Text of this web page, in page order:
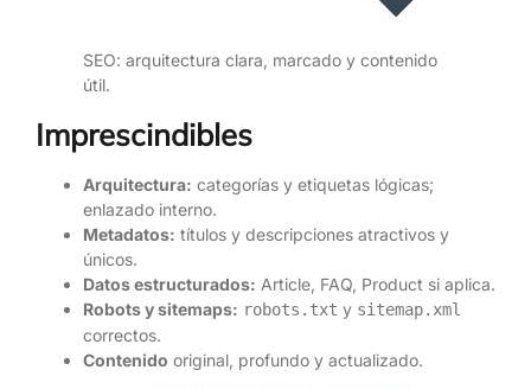
SEO: arquitectura clara, marcado y contenido
útil.
Imprescindibles
Arquitectura: categorías y etiquetas lógicas;
enlazado interno.
Metadatos: títulos y descripciones atractivos y
únicos.
Datos estructurados: Article, FAQ, Product si aplica.
Robots y sitemaps: robots.txt y sitemap.xml
correctos.
Contenido original, profundo y actualizado.